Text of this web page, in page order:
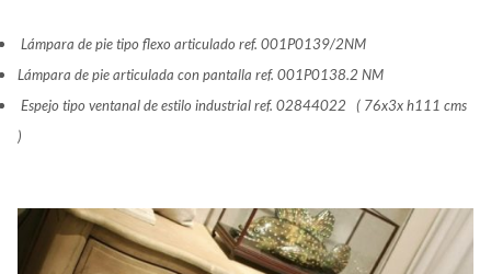
Lámpara de pie tipo flexo articulado ref. 001P0139/2NM
Lámpara de pie articulada con pantalla ref. 001P0138.2 NM
Espejo tipo ventanal de estilo industrial ref. 02844022 ( 76x3x h111 cms
)